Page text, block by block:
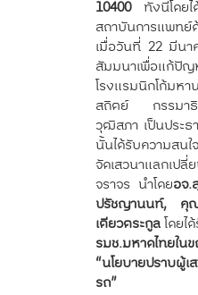
10400ทั้งนี้โดยได้
สถาบันการแพทย์
เมื่อวันที่ 22 มีนา
สัมมนาเพื่อแก้ปั
โรงแรมนิกโก้ม
สถิตย์ กรรมาธิ
วุฒิสภา เป็นประธ
นั้นได้รับความสน
จัดเสวนาแลกเป
จราจร นำโดยอจ
ปรัชญานนท์, คุ
เตียวตระกูลโดยไ
รมช.มหาดไทยใน
“นโยบายปราบ
รถ”